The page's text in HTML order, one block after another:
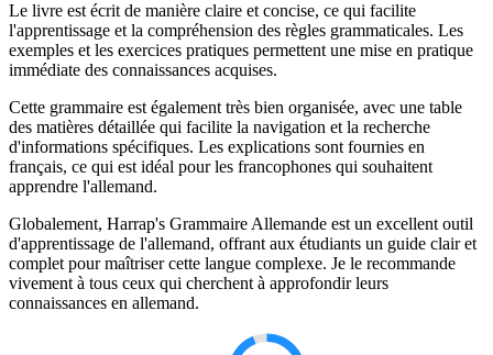
Le livre est écrit de manière claire et concise, ce qui facilite
l'apprentissage et la compréhension des règles grammaticales. Les
exemples et les exercices pratiques permettent une mise en pratique
immédiate des connaissances acquises.
Cette grammaire est également très bien organisée, avec une table
des matières détaillée qui facilite la navigation et la recherche
d'informations spécifiques. Les explications sont fournies en
français, ce qui est idéal pour les francophones qui souhaitent
apprendre l'allemand.
Globalement, Harrap's Grammaire Allemande est un excellent outil
d'apprentissage de l'allemand, offrant aux étudiants un guide clair et
complet pour maîtriser cette langue complexe. Je le recommande
vivement à tous ceux qui cherchent à approfondir leurs
connaissances en allemand.